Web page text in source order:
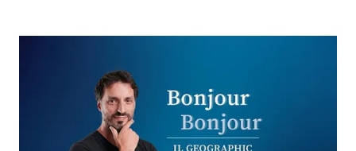
FOTO
CONCORSI